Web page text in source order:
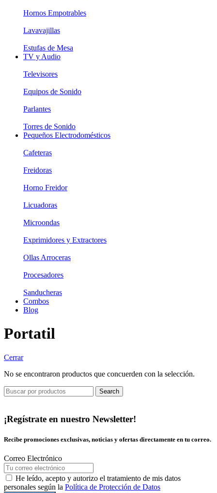
Hornos Empotrables
Lavavajillas
Estufas de Mesa
TV y Audio
Televisores
Equipos de Sonido
Parlantes
Torres de Sonido
Pequeños Electrodomésticos
Cafeteras
Freidoras
Horno Freidor
Licuadoras
Microondas
Exprimidores y Extractores
Ollas Arroceras
Procesadores
Sanducheras
Combos
Blog
Portatil
Cerrar
No se encontraron productos que concuerden con la selección.
Search
¡Regístrate en nuestro Newsletter!
Recibe promociones exclusivas, noticias y ofertas directamente en tu correo.
Correo Electrónico
He leído, acepto y autorizo el tratamiento de mis datos
personales según la Política de Protección de Datos